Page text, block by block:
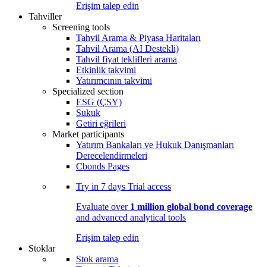
Erişim talep edin
Tahviller
Screening tools
Tahvil Arama & Piyasa Haritaları
Tahvil Arama (AI Destekli)
Tahvil fiyat teklifleri arama
Etkinlik takvimi
Yatırımcının takvimi
Specialized section
ESG (ÇSY)
Sukuk
Getiri eğrileri
Market participants
Yatırım Bankaları ve Hukuk Danışmanları
Derecelendirmeleri
Cbonds Pages
Try in 7 days Trial access
Evaluate over 1 million global bond coverage
and advanced analytical tools
Erişim talep edin
Stoklar
Stok arama